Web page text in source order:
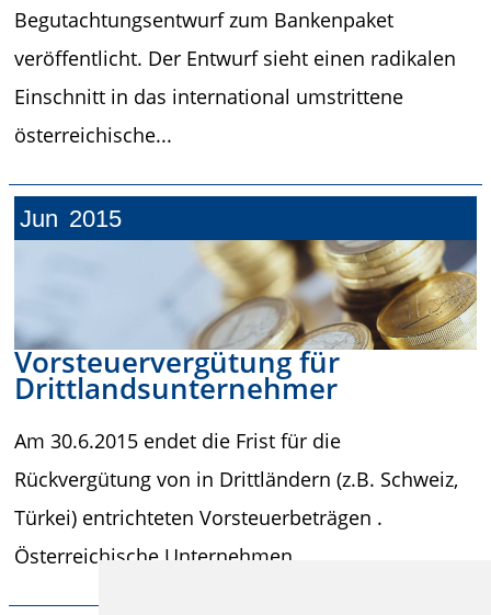
Begutachtungsentwurf zum Bankenpaket
veröffentlicht. Der Entwurf sieht einen radikalen
Einschnitt in das international umstrittene
österreichische...
Jun 2015
Vorsteuervergütung für
Drittlandsunternehmer
Am 30.6.2015 endet die Frist für die
Rückvergütung von in Drittländern (z.B. Schweiz,
Türkei) entrichteten Vorsteuerbeträgen .
Österreichische Unternehmen,...